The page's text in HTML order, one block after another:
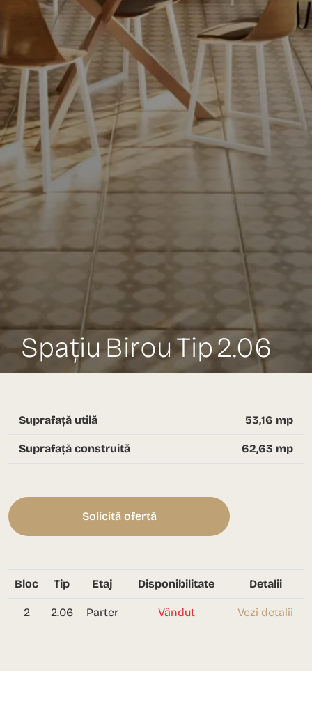
Spațiu Birou Tip 2.06
Suprafață utilă 53,16 mp
Suprafață construită 62,63 mp
Solicită ofertă
Bloc Tip Etaj Disponibilitate Detalii
2 2.06 Parter Vândut Vezi detalii